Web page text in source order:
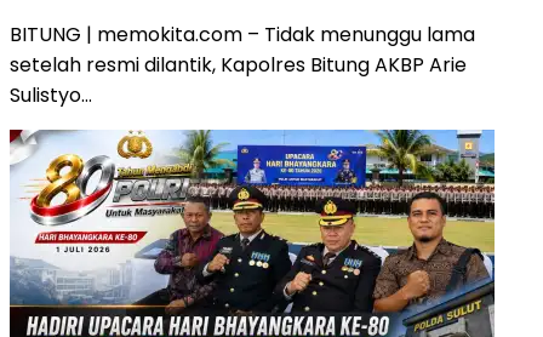
BITUNG | memokita.com – Tidak menunggu lama
setelah resmi dilantik, Kapolres Bitung AKBP Arie
Sulistyo…